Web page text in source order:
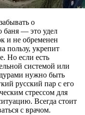
о
баня — это удел
и не обременен
пользу, укрепит
Но если есть
системой или
нужно быть
русский пар с его
стрессом для
Всегда стоит
с врачом.